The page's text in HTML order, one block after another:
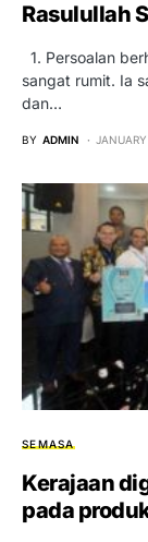
Rasulullah
1. Persoalan
sangat rumit. Ia
dan…
BY ADMIN
SEMASA
Kerajaan
pada